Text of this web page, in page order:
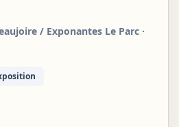
/ Exponantes Le Parc ·